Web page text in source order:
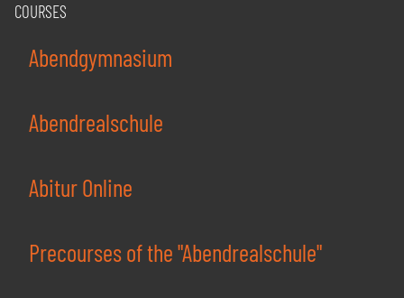
COURSES
Abendgymnasium
Abendrealschule
Abitur Online
Precourses of the "Abendrealschule"